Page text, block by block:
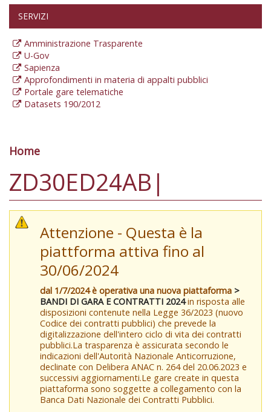
SERVIZI
Amministrazione Trasparente
U-Gov
Sapienza
Approfondimenti in materia di appalti pubblici
Portale gare telematiche
Datasets 190/2012
Tu sei qui
Home
ZD30ED24AB|
Attenzione - Questa è la
piattforma attiva fino al
30/06/2024
dal 1/7/2024 è operativa una nuova piattaforma >
BANDI DI GARA E CONTRATTI 2024in risposta alle
disposizioni contenute nella Legge 36/2023 (nuovo
Codice dei contratti pubblici) che prevede la
digitalizzazione dell'intero ciclo di vita dei contratti
pubblici.La trasparenza è assicurata secondo le
indicazioni dell'Autorità Nazionale Anticorruzione,
declinate con Delibera ANAC n. 264 del 20.06.2023 e
successivi aggiornamenti.Le gare create in questa
piattaforma sono soggette a collegamento con la
Banca Dati Nazionale dei Contratti Pubblici.